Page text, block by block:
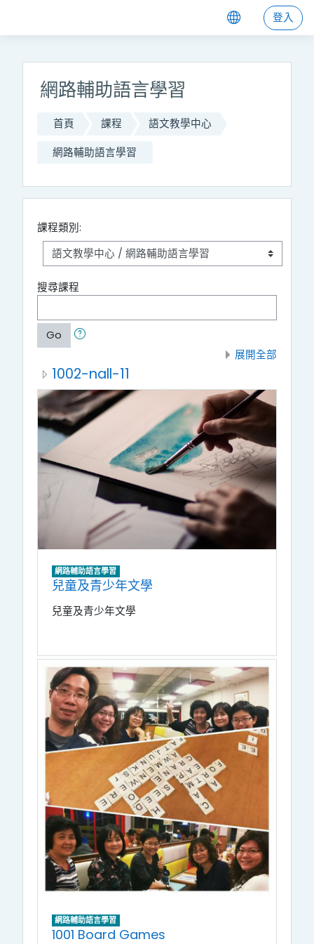
登入
網路輔助語言學習
首頁 課程 語文教學中心
網路輔助語言學習
課程類別:
搜尋課程
Go
展開全部
1002-nall-11
網路輔助語言學習
兒童及青少年文學
兒童及青少年文學
網路輔助語言學習
1001 Board Games